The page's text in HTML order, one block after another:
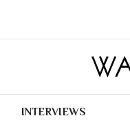
INTERVIEWS